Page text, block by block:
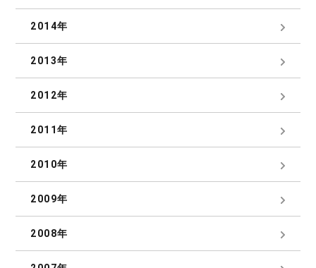
2014年
2013年
2012年
2011年
2010年
2009年
2008年